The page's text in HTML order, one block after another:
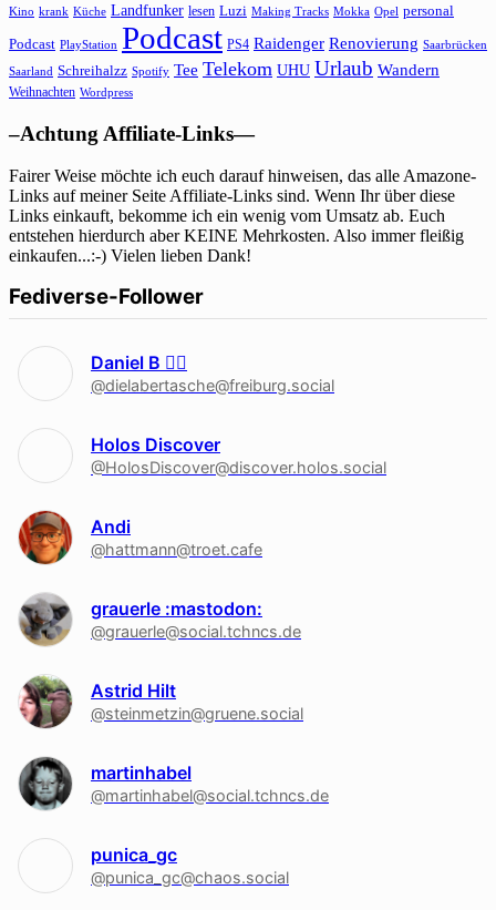
Kino krank Küche Landfunker lesen Luzi Making Tracks Mokka Opel personal
Podcast PlayStation Podcast PS4 Raidenger Renovierung Saarbrücken
Saarland Schreihalzz Spotify Tee Telekom UHU Urlaub Wandern
Weihnachten Wordpress
–Achtung Affiliate-Links—
Fairer Weise möchte ich euch darauf hinweisen, das alle Amazone-
Links auf meiner Seite Affiliate-Links sind. Wenn Ihr über diese
Links einkauft, bekomme ich ein wenig vom Umsatz ab. Euch
entstehen hierdurch aber KEINE Mehrkosten. Also immer fleißig
einkaufen...:-) Vielen lieben Dank!
Fediverse-Follower
Daniel B 🏳‍🌈
@dielabertasche@freiburg.social
Holos Discover
@HolosDiscover@discover.holos.social
Andi
@hattmann@troet.cafe
grauerle :mastodon:
@grauerle@social.tchncs.de
Astrid Hilt
@steinmetzin@gruene.social
martinhabel
@martinhabel@social.tchncs.de
punica_gc
@punica_gc@chaos.social